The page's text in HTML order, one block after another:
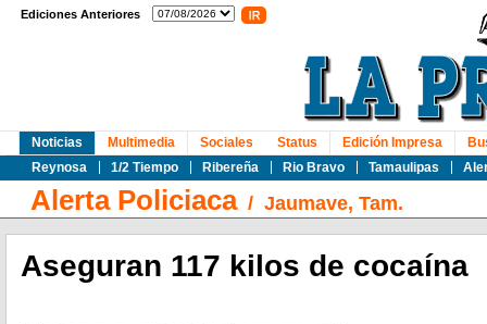
Ediciones Anteriores
Noticias
Reynosa
1/2 Tiempo Ribereña Rio Bravo Tamaulipas
Multimedia Sociales Status Edición Impresa
Alerta Policiaca/ Jaumave, Tam.
Aseguran 117 kilos de cocaína